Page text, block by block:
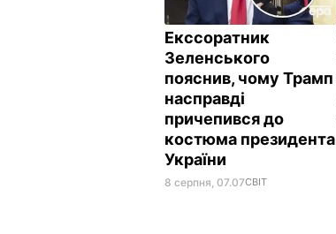
Екссоратник
Зеленського
пояснив, чому Трамп
насправді
причепився до
костюма президента
України
8 серпня, 07.07СВІТ